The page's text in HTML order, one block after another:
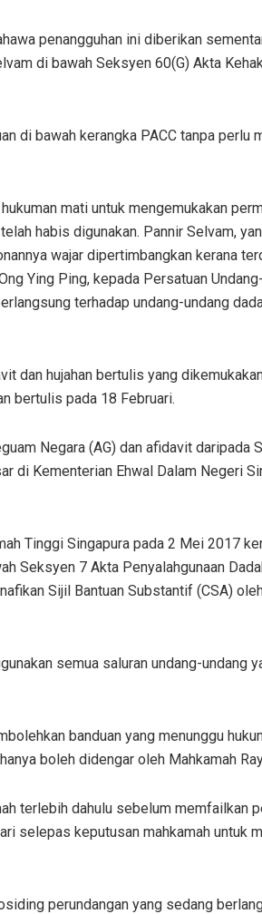
penangguhan ini diberikan
di bawah Seksyen 60(G) Akta
di bawah kerangka PACC tanpa perlu
mati untuk mengemukakan
habis digunakan. Pannir Selvam,
wajar dipertimbangkan kerana
Ying Ping, kepada Persatuan
terhadap undang-undang
dan hujahan bertulis yang
bertulis pada 18 Februari.
Negara (AG) dan afidavit daripada
di Kementerian Ehwal Dalam Negeri
Tinggi Singapura pada 2 Mei 2017
Seksyen 7 Akta Penyalahgunaan
Sijil Bantuan Substantif (CSA)
semua saluran undang-undang
banduan yang menunggu
boleh didengar oleh Mahkamah
terlebih dahulu sebelum memfailkan
selepas keputusan mahkamah untuk
perundangan yang sedang